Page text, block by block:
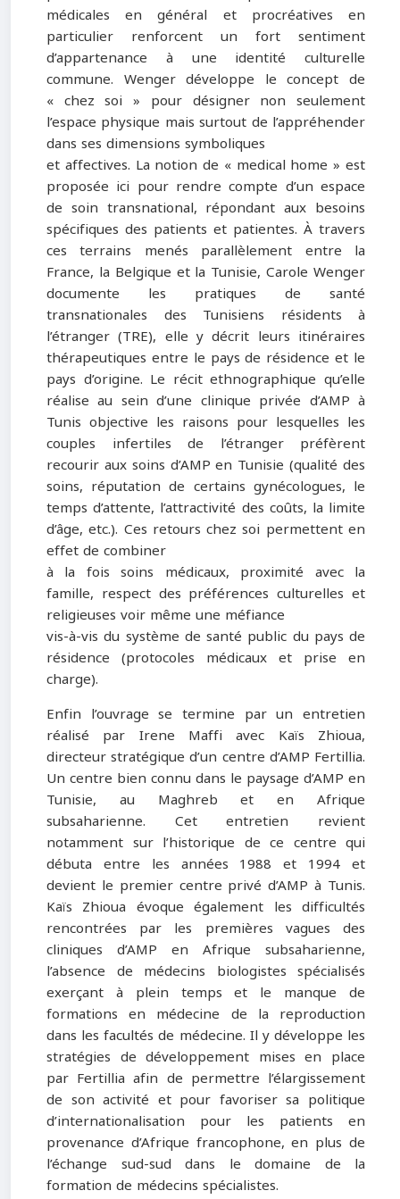
médicales en général et procréatives en
particulier renforcent un fort sentiment
d’appartenance à une identité culturelle
commune. Wenger développe le concept de
« chez soi » pour désigner non seulement
l’espace physique mais surtout de l’appréhender
dans ses dimensions symboliques
et affectives. La notion de « medical home » est
proposée ici pour rendre compte d’un espace
de soin transnational, répondant aux besoins
spécifiques des patients et patientes. À travers
ces terrains menés parallèlement entre la
France, la Belgique et la Tunisie, Carole Wenger
documente les pratiques de santé
transnationales des Tunisiens résidents à
l’étranger (TRE), elle y décrit leurs itinéraires
thérapeutiques entre le pays de résidence et le
pays d’origine. Le récit ethnographique qu’elle
réalise au sein d’une clinique privée d’AMP à
Tunis objective les raisons pour lesquelles les
couples infertiles de l’étranger préfèrent
recourir aux soins d’AMP en Tunisie (qualité des
soins, réputation de certains gynécologues, le
temps d’attente, l’attractivité des coûts, la limite
d’âge, etc.). Ces retours chez soi permettent en
effet de combiner
à la fois soins médicaux, proximité avec la
famille, respect des préférences culturelles et
religieuses voir même une méfiance
vis-à-vis du système de santé public du pays de
résidence (protocoles médicaux et prise en
charge).
Enfin l’ouvrage se termine par un entretien
réalisé par Irene Maffi avec Kaïs Zhioua,
directeur stratégique d’un centre d’AMP Fertillia.
Un centre bien connu dans le paysage d’AMP en
Tunisie, au Maghreb et en Afrique
subsaharienne. Cet entretien revient
notamment sur l’historique de ce centre qui
débuta entre les années 1988 et 1994 et
devient le premier centre privé d’AMP à Tunis.
Kaïs Zhioua évoque également les difficultés
rencontrées par les premières vagues des
cliniques d’AMP en Afrique subsaharienne,
l’absence de médecins biologistes spécialisés
exerçant à plein temps et le manque de
formations en médecine de la reproduction
dans les facultés de médecine. Il y développe les
stratégies de développement mises en place
par Fertillia afin de permettre l’élargissement
de son activité et pour favoriser sa politique
d’internationalisation pour les patients en
provenance d’Afrique francophone, en plus de
l’échange sud-sud dans le domaine de la
formation de médecins spécialistes.